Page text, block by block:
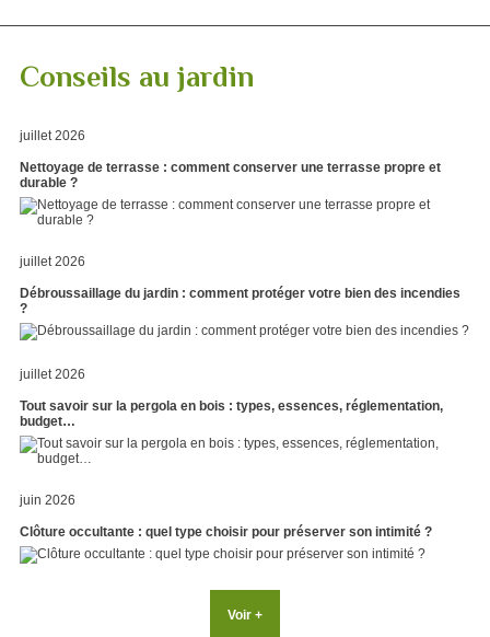
Conseils au jardin
juillet 2026
Nettoyage de terrasse : comment conserver une terrasse propre et
durable ?
juillet 2026
Débroussaillage du jardin : comment protéger votre bien des incendies
?
juillet 2026
Tout savoir sur la pergola en bois : types, essences, réglementation,
budget…
juin 2026
Clôture occultante : quel type choisir pour préserver son intimité ?
Voir +